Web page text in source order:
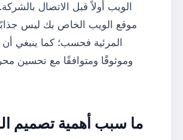
الويب أولاً قبل الاتصال
موقع الويب الخاص بك ليس
المرئية فحسب؛ كما ينبغي
وموثوقًا ومتوافقًا مع تحسين
ما سبب أهمية تصميم